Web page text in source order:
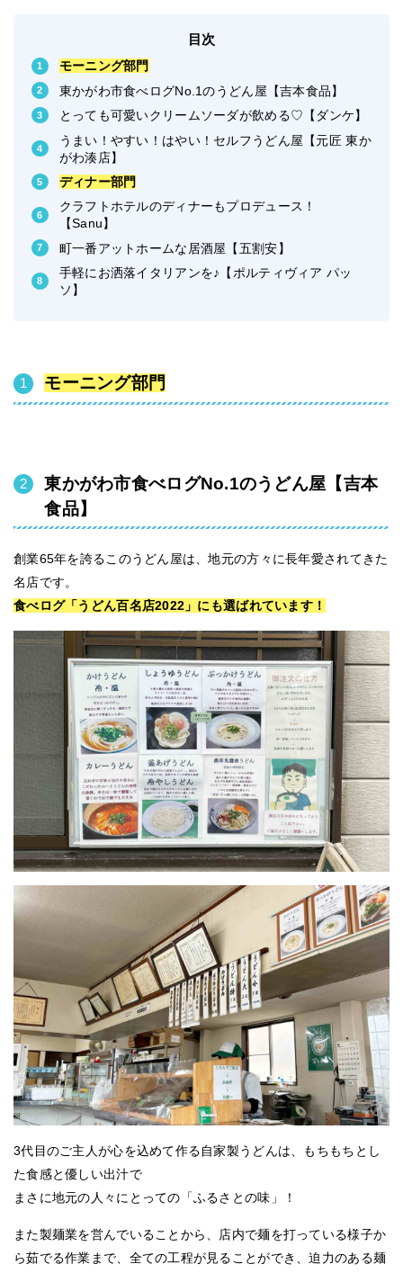
目次
モーニング部門
東かがわ市食べログNo.1のうどん屋【吉本食品】
とっても可愛いクリームソーダが飲める♡【ダンケ】
うまい！やすい！はやい！セルフうどん屋【元匠 東か
がわ湊店】
ディナー部門
クラフトホテルのディナーもプロデュース！
【Sanu】
町一番アットホームな居酒屋【五割安】
手軽にお洒落イタリアンを♪【ポルティヴィア パッ
ソ】
モーニング部門
東かがわ市食べログNo.1のうどん屋【吉本
食品】
創業65年を誇るこのうどん屋は、地元の方々に長年愛されてきた
名店です。
食べログ「うどん百名店2022」にも選ばれています！
3代目のご主人が心を込めて作る自家製うどんは、もちもちとし
た食感と優しい出汁で
まさに地元の人々にとっての「ふるさとの味」！
また製麺業を営んでいることから、店内で麺を打っている様子か
ら茹でる作業まで、全ての工程が見ることができ、迫力のある麺